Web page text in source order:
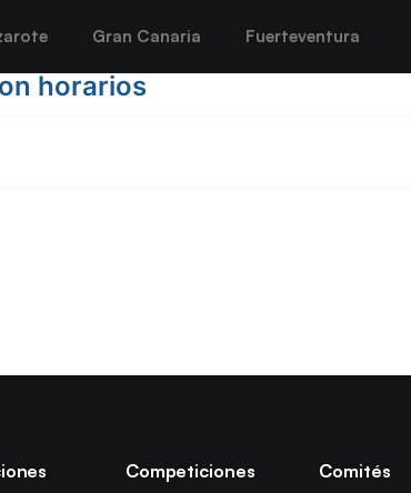
Gran Canaria Fuerteventura
horarios
Competiciones
Comités